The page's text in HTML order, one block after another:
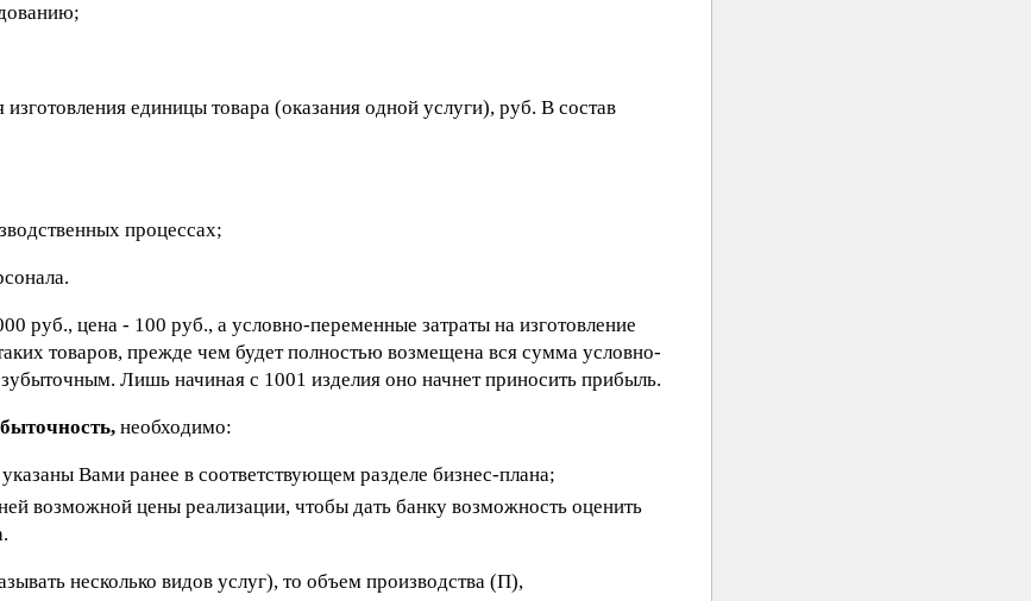
единицы товара (оказания одной услуги), руб. В состав
процессах;
руб., цена - 100 руб., а условно-переменные затраты на изготовление
товаров, прежде чем будет полностью возмещена вся сумма условно-
Лишь начиная с 1001 изделия оно начнет приносить прибыль.
необходимо:
Вами ранее в соответствующем разделе бизнес-плана;
возможной цены реализации, чтобы дать банку возможность оценить
несколько видов услуг), то объем производства (П),